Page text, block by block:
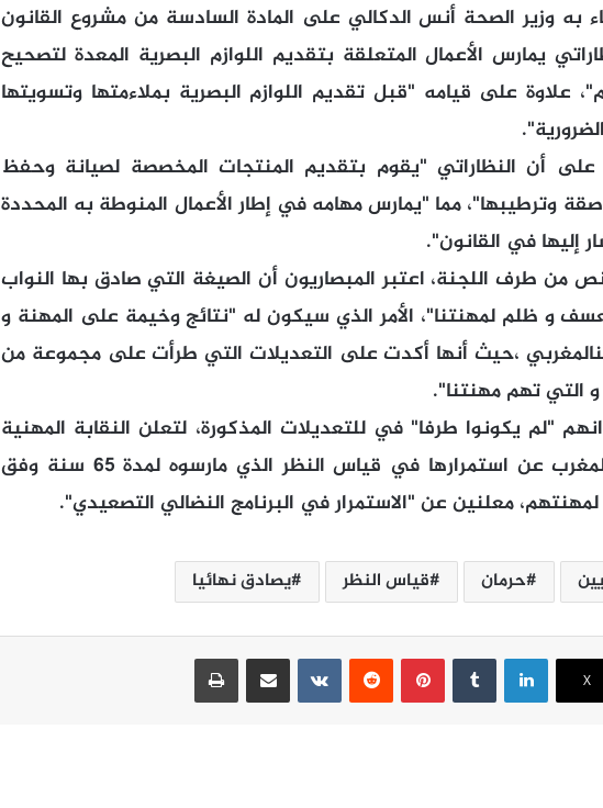
به وزير الصحة أنس الدكالي على المادة السادسة من مشروع القانون
يمارس الأعمال المتعلقة بتقديم اللوازم البصرية المعدة لتصحيح
علاوة على قيامه "قبل تقديم اللوازم البصرية بملاءمتها وتسويتها
على أن النظاراتي "يقوم بتقديم المنتجات المخصصة لصيانة وحفظ
وترطيبها"، مما "يمارس مهامه في إطار الأعمال المنوطة به المحددة
إليها في القانون".
من طرف اللجنة، اعتبر المبصاريون أن الصيغة التي صادق بها النواب
و ظلم لمهنتنا"، الأمر الذي سيكون له "نتائج وخيمة على المهنة و
،حيث أنها أكدت على التعديلات التي طرأت على مجموعة من
التي تهم مهنتنا".
"لم يكونوا طرفا" في للتعديلات المذكورة، لتعلن النقابة المهنية
الوطنية للمبصاريين بالمغرب عن استمرارها في قياس النظر الذي مارسوه لمدة 65 سنة وفق
معلنين عن "الاستمرار في البرنامج النضالي التصعيدي".
حرمان قياس النظر يصادق نهائيا
‫X
لينكدإن بينتيريست مشاركة عبر البريد طباعة